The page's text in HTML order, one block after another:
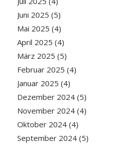
Juni 2025 (5)
Mai 2025 (4)
April 2025 (4)
März 2025 (5)
Februar 2025 (4)
Januar 2025 (4)
Dezember 2024(5)
November 2024(4)
Oktober 2024(4)
September 2024(5)